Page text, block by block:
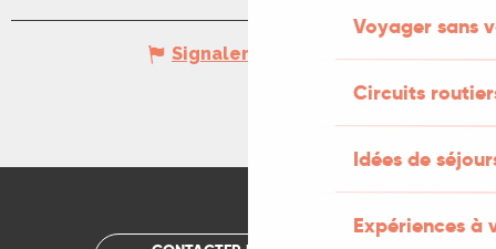
Voyager sans
Circuits
Idées de
Expériences à
Signaler une erreur